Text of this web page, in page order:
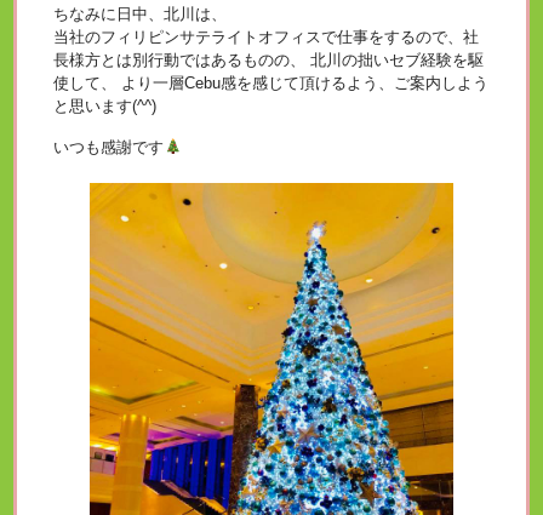
ちなみに日中、北川は、
当社のフィリピンサテライトオフィスで仕事をするので、社
長様方とは別行動ではあるものの、 北川の拙いセブ経験を駆
使して、 より一層Cebu感を感じて頂けるよう、ご案内しよう
と思います(^^)
いつも感謝です